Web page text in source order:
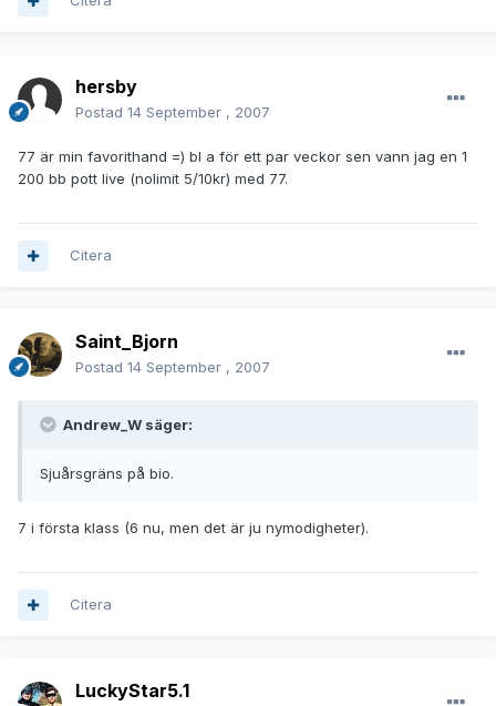
hersby
Postad 14 September , 2007
77 är min favorithand =) bl a för ett par veckor sen vann jag en 1
200 bb pott live (nolimit 5/10kr) med 77.
Citera
Saint_Bjorn
Postad 14 September , 2007
Andrew_W säger:
Sjuårsgräns på bio.
7 i första klass (6 nu, men det är ju nymodigheter).
Citera
LuckyStar5.1